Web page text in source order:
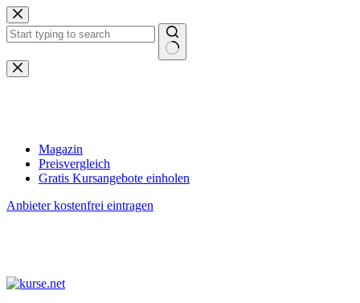
Zum
Inhalt
springen
Keine
Ergebnisse
Magazin
Preisvergleich
Gratis Kursangebote einholen
Anbieter kostenfrei eintragen